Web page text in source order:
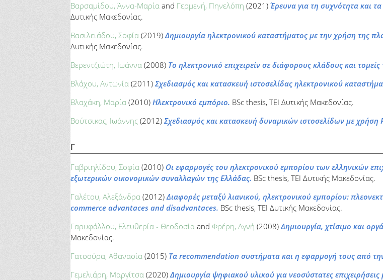
Βαρσαμίδου, Άννα-Μαρία and Γερμενή, Πηνελόπη (2021) Έρευνα για τη συχνότητα και
Δυτικής Μακεδονίας.
Βασιλειάδου, Σοφία (2019)Δημιουργία ηλεκτρονικού καταστήματος με την χρήση της
Δυτικής Μακεδονίας.
Βερεντζιώτη, Ιωάννα (2008) Το ηλεκτρονικό επιχειρείν σε διάφορους κλάδους και
Βλάχου, Αντωνία (2011)Σχεδιασμός και κατασκευή ιστοσελίδας ηλεκτρονικού
Βλαχάκη, Μαρία (2010) Ηλεκτρονικό εμπόριο. BSc thesis, ΤΕΙ Δυτικής Μακεδονίας.
Βούτσικας, Ιωάννης (2012)Σχεδιασμός και κατασκευή δυναμικών ιστοσελίδων με χρήση
Γ
Γαβριηλίδου, Σοφία (2010) Οι εφαρμογές του ηλεκτρονικού εμπορίου των ελληνικών
εξωτερικών οικονομικών συναλλαγών της Ελλάδας. BSc thesis, ΤΕΙ Δυτικής Μακεδονίας.
Γαλέτου, Αλεξάνδρα (2012)Διαφορές μεταξύ λιανικού, ηλεκτρονικού εμπορίου:
commerce advantaces and disadvantaces. BSc thesis, ΤΕΙ Δυτικής Μακεδονίας.
Γαρυφάλλου, Ελευθερία - Θεοδοσία and Φρέρη, Αγνή (2008)Δημιουργία, χτίσιμο και
Μακεδονίας.
Γατσούρα, Αθανασία (2015) Τα recommendation συστήματα και η εφαρμογή τους από
Γεμελιάρη, Μαργίτσα (2020)Δημιουργία ψηφιακού υλικού για νεοσύστατες